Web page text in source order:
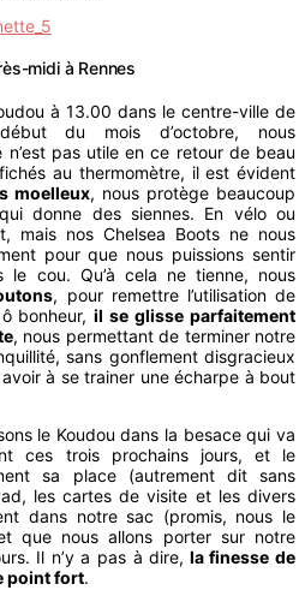
midi à Rennes
à 13.00 dans le centre-ville de
du mois d’octobre, nous
n’est pas utile en ce retour de beau
au thermomètre, il est évident
moelleux, nous protège beaucoup
donne des siennes. En vélo ou
mais nos Chelsea Boots ne nous
pour que nous puissions sentir
le cou. Qu’à cela ne tienne, nous
, pour remettre l’utilisation de
ô bonheur,il se glisse parfaitement
, nous permettant de terminer notre
sans gonflement disgracieux
à se trainer une écharpe à bout
le Koudou dans la besace qui va
ces trois prochains jours, et le
sa place (autrement dit sans
les cartes de visite et les divers
dans notre sac (promis, nous le
que nous allons porter sur notre
Il n’y a pas à dire, la finesse de
point fort.